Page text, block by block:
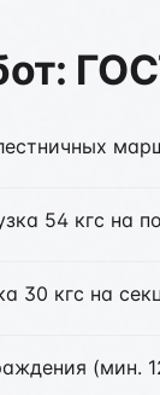
54 кгс на
30 кгс на
(мин.